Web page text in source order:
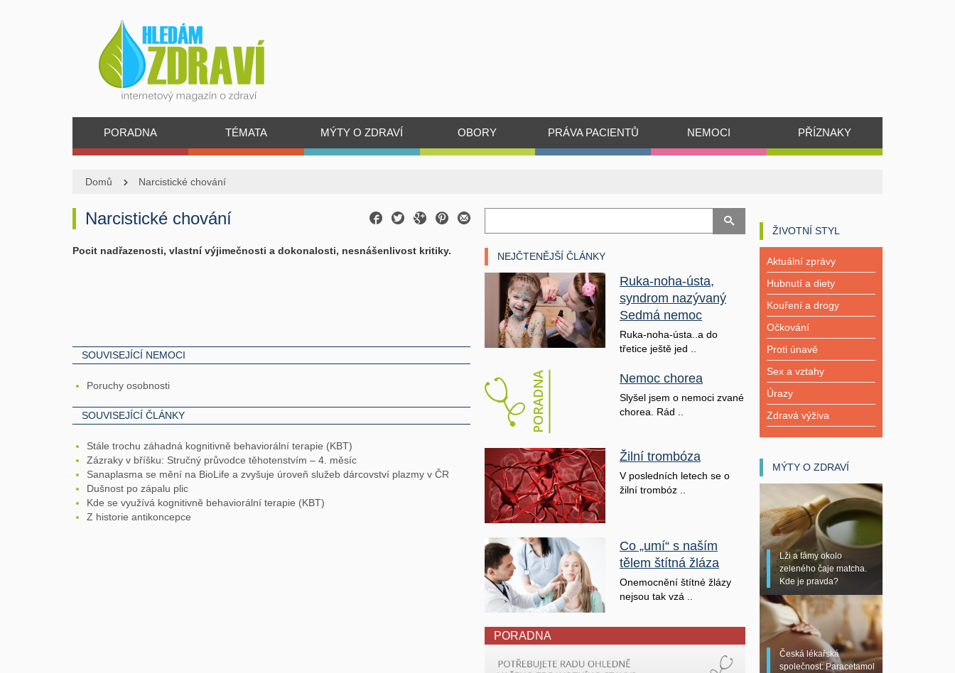
PORADNA TÉMATA MÝTY O ZDRAVÍ OBORY PRÁVA PACIENTŮ NEMOCI PŘÍZNAKY
Domů Narcistické chování
Narcistické chování
Pocit nadřazenosti, vlastní výjimečnosti a dokonalosti, nesnášenlivost kritiky.
SOUVISEJÍCÍ NEMOCI
Poruchy osobnosti
SOUVISEJÍCÍ ČLÁNKY
Stále trochu záhadná kognitivně behaviorální terapie (KBT)
Zázraky v bříšku: Stručný průvodce těhotenstvím – 4. měsíc
Sanaplasma se mění na BioLife a zvyšuje úroveň služeb dárcovství plazmy v ČR
Dušnost po zápalu plic
Kde se využívá kognitivně behaviorální terapie (KBT)
Z historie antikoncepce
NEJČTENĚJŠÍ ČLÁNKY
Ruka-noha-ústa,
syndrom nazývaný
Sedmá nemoc
Ruka-noha-ústa..a do
třetice ještě jed ..
Nemoc chorea
Slyšel jsem o nemoci zvané
chorea. Rád ..
Žilní trombóza
V posledních letech se o
žilní trombóz ..
Co „umí“ s naším
tělem štítná žláza
Onemocnění štítné žlázy
nejsou tak vzá ..
PORADNA
ŽIVOTNÍ STYL
Aktuální zprávy
Hubnutí a diety
Kouření a drogy
Očkování
Proti únavě
Sex a vztahy
Úrazy
Zdravá výživa
MÝTY O ZDRAVÍ
Lži a fámy okolo
zeleného čaje matcha.
Kde je pravda?
Česká lékařská
společnost: Paracetamol